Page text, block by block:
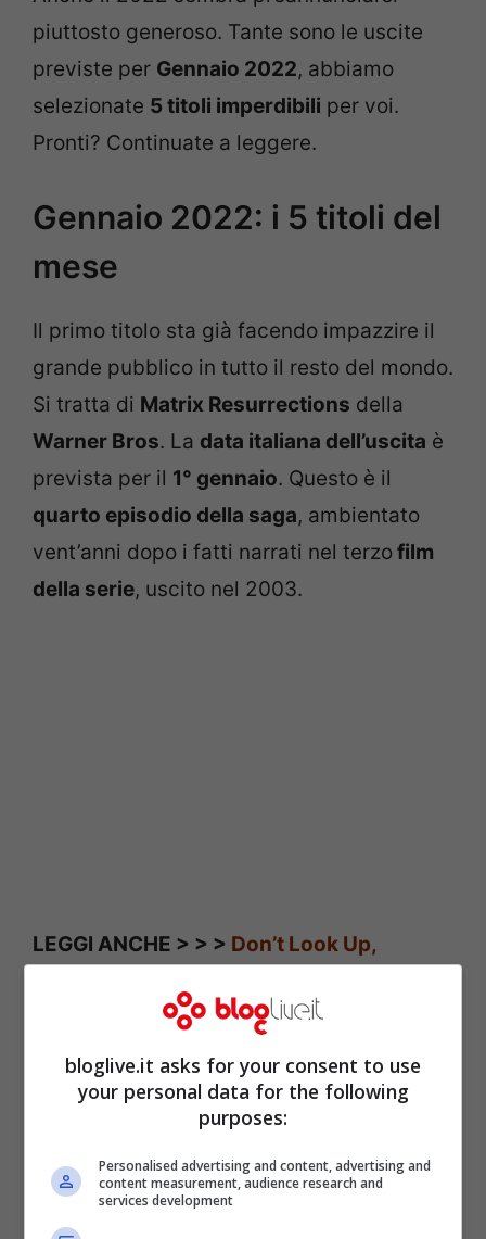
piuttosto generoso. Tante sono le uscite
previste per Gennaio 2022, abbiamo
selezionate 5 titoli imperdibili per voi.
Pronti? Continuate a leggere.
Gennaio 2022: i 5 titoli del
mese
Il primo titolo sta già facendo impazzire il
grande pubblico in tutto il resto del mondo.
Si tratta di Matrix Resurrections della
Warner Bros. La data italiana dell’uscita è
prevista per il 1° gennaio. Questo è il
quarto episodio della saga, ambientato
vent’anni dopo i fatti narrati nel terzofilm
della serie, uscito nel 2003.
LEGGI ANCHE > > > Don’t Look Up,
caso allo smartphone di Jennifer
Lawrance?
Warner Bros
Italia il13 gennaio, troviamoUna famiglia
vincente – King Richard
sulla vera storia del padre della celebre
bloglive.it asks for your consent to use
your personal data for the following
purposes:
Personalised advertising and content, advertising and
content measurement, audience research and
services development